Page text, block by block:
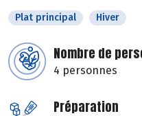
Plat principal Hiver
Nombre de
4 personnes
Préparation